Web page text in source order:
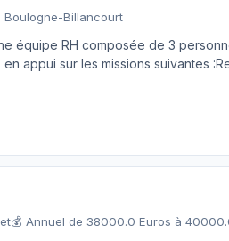
Boulogne-Billancourt
équipe RH composée de 3
appui sur les missions suivantes
💰 Annuel de 38000.0 Euros à